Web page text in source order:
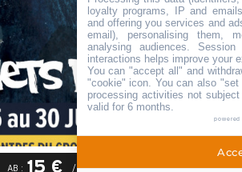
AB : 15 € / PERSONNE
loyalty programs, IP and
and offering you services and
email), personalising them,
analysing audiences.
interactions helps improve your
You can "accept all" and
"cookie" icon. You can also "set
processing activities not
valid for 6 months.
powered